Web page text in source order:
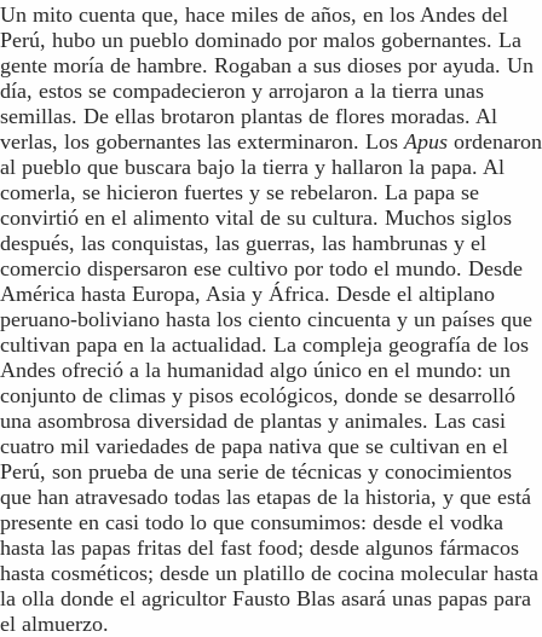
Un mito cuenta que, hace miles de años, en los Andes del
Perú, hubo un pueblo dominado por malos gobernantes. La
gente moría de hambre. Rogaban a sus dioses por ayuda. Un
día, estos se compadecieron y arrojaron a la tierra unas
semillas. De ellas brotaron plantas de flores moradas. Al
verlas, los gobernantes las exterminaron. Los Apus ordenaron
al pueblo que buscara bajo la tierra y hallaron la papa. Al
comerla, se hicieron fuertes y se rebelaron. La papa se
convirtió en el alimento vital de su cultura. Muchos siglos
después, las conquistas, las guerras, las hambrunas y el
comercio dispersaron ese cultivo por todo el mundo. Desde
América hasta Europa, Asia y África. Desde el altiplano
peruano-boliviano hasta los ciento cincuenta y un países que
cultivan papa en la actualidad. La compleja geografía de los
Andes ofreció a la humanidad algo único en el mundo: un
conjunto de climas y pisos ecológicos, donde se desarrolló
una asombrosa diversidad de plantas y animales. Las casi
cuatro mil variedades de papa nativa que se cultivan en el
Perú, son prueba de una serie de técnicas y conocimientos
que han atravesado todas las etapas de la historia, y que está
presente en casi todo lo que consumimos: desde el vodka
hasta las papas fritas del fast food; desde algunos fármacos
hasta cosméticos; desde un platillo de cocina molecular hasta
la olla donde el agricultor Fausto Blas asará unas papas para
el almuerzo.